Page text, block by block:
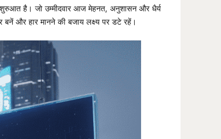
शुरुआत है। जो उम्मीदवार आज मेहनत, अनुशासन और धैर्य
और हार मानने की बजाय लक्ष्य पर डटे रहें।